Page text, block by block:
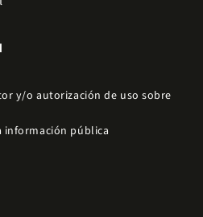
y/o autorización de uso sobre
información pública